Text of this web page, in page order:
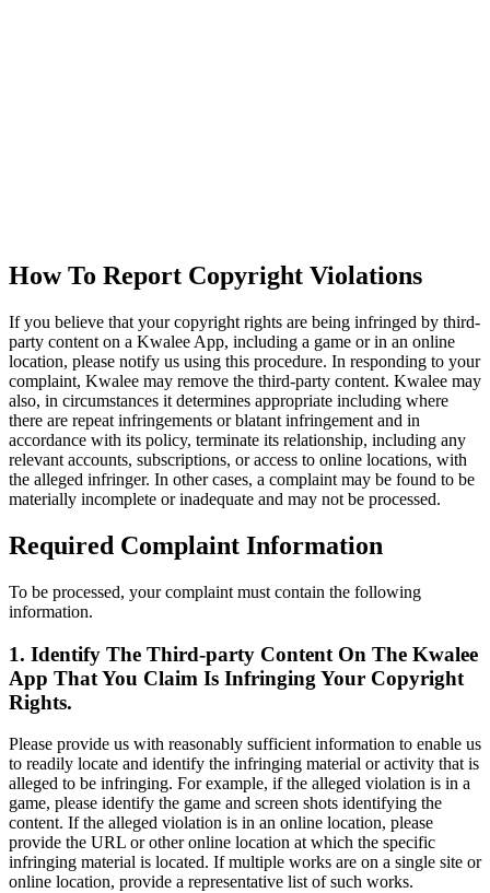
How To Report Copyright Violations
If you believe that your copyright rights are being infringed by third-
party content on a Kwalee App, including a game or in an online
location, please notify us using this procedure. In responding to your
complaint, Kwalee may remove the third-party content. Kwalee may
also, in circumstances it determines appropriate including where
there are repeat infringements or blatant infringement and in
accordance with its policy, terminate its relationship, including any
relevant accounts, subscriptions, or access to online locations, with
the alleged infringer. In other cases, a complaint may be found to be
materially incomplete or inadequate and may not be processed.
Required Complaint Information
To be processed, your complaint must contain the following
information.
1. Identify The Third-party Content On The Kwalee
App That You Claim Is Infringing Your Copyright
Rights.
Please provide us with reasonably sufficient information to enable us
to readily locate and identify the infringing material or activity that is
alleged to be infringing. For example, if the alleged violation is in a
game, please identify the game and screen shots identifying the
content. If the alleged violation is in an online location, please
provide the URL or other online location at which the specific
infringing material is located. If multiple works are on a single site or
online location, provide a representative list of such works.